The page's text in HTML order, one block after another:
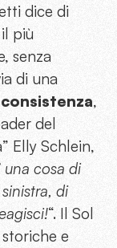
dice di
più
senza
di una
,
del
Elly Schlein,
una cosa di
di
“. Il Sol
e